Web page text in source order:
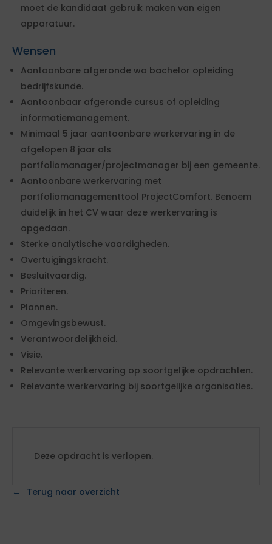
moet de kandidaat gebruik maken van eigen
apparatuur.
Wensen
Aantoonbare afgeronde wo bachelor opleiding
bedrijfskunde.
Aantoonbaar afgeronde cursus of opleiding
informatiemanagement.
Minimaal 5 jaar aantoonbare werkervaring in de
afgelopen 8 jaar als
portfoliomanager/projectmanager bij een gemeente.
Aantoonbare werkervaring met
portfoliomanagementtool ProjectComfort. Benoem
duidelijk in het CV waar deze werkervaring is
opgedaan.
Sterke analytische vaardigheden.
Overtuigingskracht.
Besluitvaardig.
Prioriteren.
Plannen.
Omgevingsbewust.
Verantwoordelijkheid.
Visie.
Relevante werkervaring op soortgelijke opdrachten.
Relevante werkervaring bij soortgelijke organisaties.
Deze opdracht is verlopen.
Terug naar overzicht